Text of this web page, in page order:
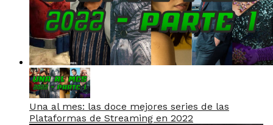
Una al mes: las doce mejores series de las
Plataformas de Streaming en 2022